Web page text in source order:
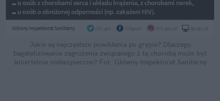
Jakie są najczęstsze powikłania po grypie? Dlaczego
bagatelizowanie zagrożenia związanego z tą chorobą może być
śmiertelnie niebezpieczne? Fot. Główny Inspektorat Sanitarny